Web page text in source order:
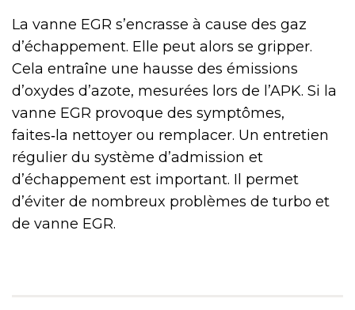
La vanne EGR s’encrasse à cause des gaz
d’échappement. Elle peut alors se gripper.
Cela entraîne une hausse des émissions
d’oxydes d’azote, mesurées lors de l’APK. Si la
vanne EGR provoque des symptômes,
faites‑la nettoyer ou remplacer. Un entretien
régulier du système d’admission et
d’échappement est important. Il permet
d’éviter de nombreux problèmes de turbo et
de vanne EGR.